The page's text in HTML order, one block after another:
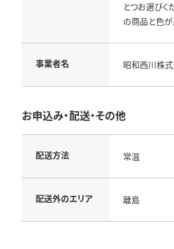
とつお選びく
の商品と色が
事業者名 昭和西川株
お申込み・配送・その他
配送方法 常温
配送外のエリア 離島